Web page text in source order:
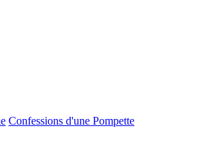
Confessions d'une Pompette